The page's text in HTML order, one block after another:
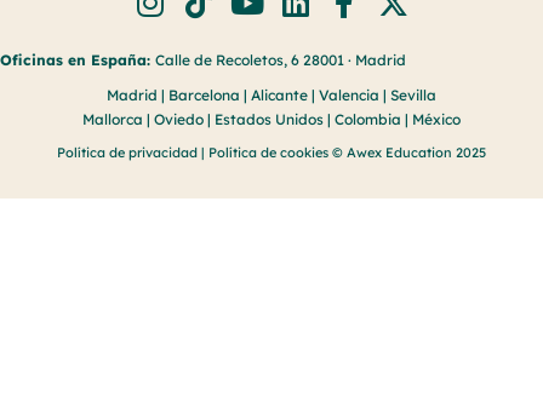
Oficinas en España: Calle de Recoletos, 6 28001 · Madrid
Madrid | Barcelona | Alicante | Valencia | Sevilla
Mallorca | Oviedo | Estados Unidos | Colombia | México
Política de privacidad | Política de cookies © Awex Education 2025